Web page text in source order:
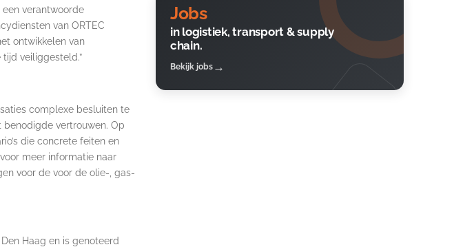
een verantwoorde
van ORTEC
ontwikkelen van
veiliggesteld.”
complexe besluiten te
vertrouwen. Op
die concrete feiten en
meer informatie naar
voor de voor de olie-, gas-
Haag en is genoteerd
Jobs
in logistiek, transport & supply
chain.
Bekijk jobs